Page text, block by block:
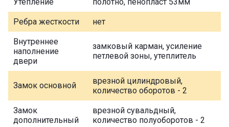
Ребра жесткости нет
Внутреннее
наполнение
двери
замковый карман, усиление
петлевой зоны, утеплитель
Замок основной
врезной цилиндровый,
количество оборотов - 2
Замок
дополнительный
врезной сувальдный,
количество полуоборотов - 2